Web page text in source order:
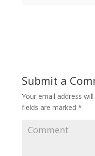
Submit a
Your email address
fields are marked *